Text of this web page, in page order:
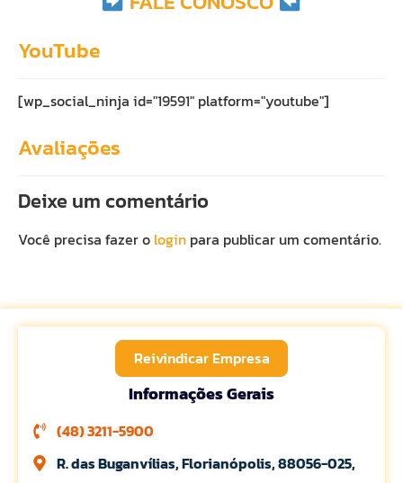
YouTube
[wp_social_ninja id="19591" platform="youtube"]
Avaliações
Deixe um comentário
Você precisa fazer o login para publicar um comentário.
Reivindicar Empresa
Informações Gerais
(48) 3211-5900
R. das Buganvílias, Florianópolis, 88056-025,